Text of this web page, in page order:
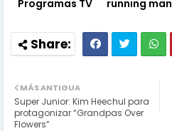
Programas TV running man
MÁS ANTIGUA
Super Junior: Kim Heechul para
protagonizar “Grandpas Over
Flowers”